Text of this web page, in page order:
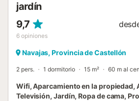
jardín
9,7
6 opiniones
Navajas, Provincia de Castellón
2 pers. 1 dormitorio 15 m² 60 m al
Wifi, Aparcamiento en la propiedad,
Televisión, Jardín, Ropa de cama,